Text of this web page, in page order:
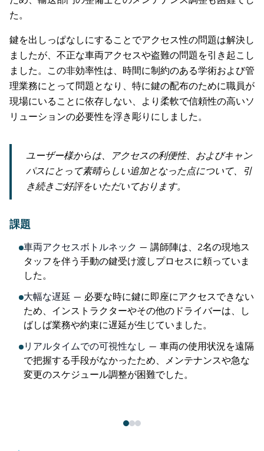
た。
鍵を出しっぱなしにすることでアクセス性の問題は解決し
ましたが、不正な車両アクセスや盗難の問題を引き起こし
ました。この非効率性は、時間に制約のある学術および管
理業務にとって問題となり、特に鍵の配布のために職員が
現場にいることに依存しない、より柔軟で信頼性の高いソ
リューションの必要性を浮き彫りにしました。
ユーザー様からは、アクセスの利便性、およびキャン
パスにとって素晴らしい追加となった点について、引
き続きご好評をいただいております。
課題
車両アクセスボトルネック — 講師陣は、2名の現地ス
タッフを伴う手動の鍵受け渡しプロセスに頼っていま
した。
大幅な遅延 — 必要な時に鍵に即座にアクセスできない
ため、インストラクターやその他のドライバーは、し
ばしば業務や約束に遅延が生じていました。
リアルタイムでの可視性なし — 車両の使用状況を遠隔
で把握する手段がなかったため、メンテナンスや急な
変更のスケジュール調整が困難でした。